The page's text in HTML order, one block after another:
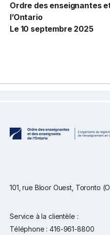
Ordre des enseignantes
l’Ontario
Le 10 septembre 2025
101, rue Bloor Ouest, Toronto
Service à la clientèle :
Téléphone : 416-961-8800